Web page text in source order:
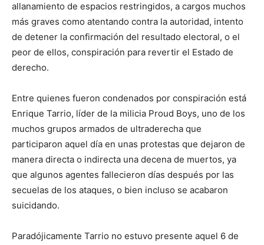
allanamiento de espacios restringidos, a cargos muchos
más graves como atentando contra la autoridad, intento
de detener la confirmación del resultado electoral, o el
peor de ellos, conspiración para revertir el Estado de
derecho.
Entre quienes fueron condenados por conspiración está
Enrique Tarrio, líder de la milicia Proud Boys, uno de los
muchos grupos armados de ultraderecha que
participaron aquel día en unas protestas que dejaron de
manera directa o indirecta una decena de muertos, ya
que algunos agentes fallecieron días después por las
secuelas de los ataques, o bien incluso se acabaron
suicidando.
Paradójicamente Tarrio no estuvo presente aquel 6 de